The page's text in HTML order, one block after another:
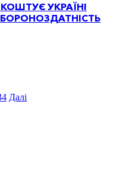
УКРАЇНІ
Далі